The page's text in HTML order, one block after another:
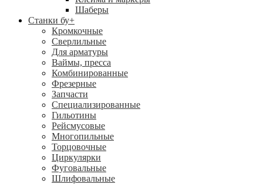
Шаберы
Станки бу+
Кромкочные
Сверлильные
Для арматуры
Ваймы, пресса
Комбинированные
Фрезерные
Запчасти
Специализированные
Гильотины
Рейсмусовые
Многопильные
Торцовочные
Циркулярки
Фуговальные
Шлифовальные